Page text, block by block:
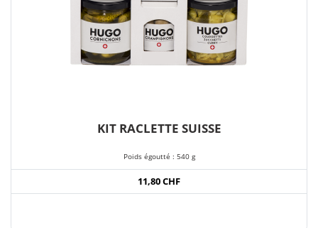
KIT RACLETTE SUISSE
Poids égoutté : 540 g
11,80 CHF